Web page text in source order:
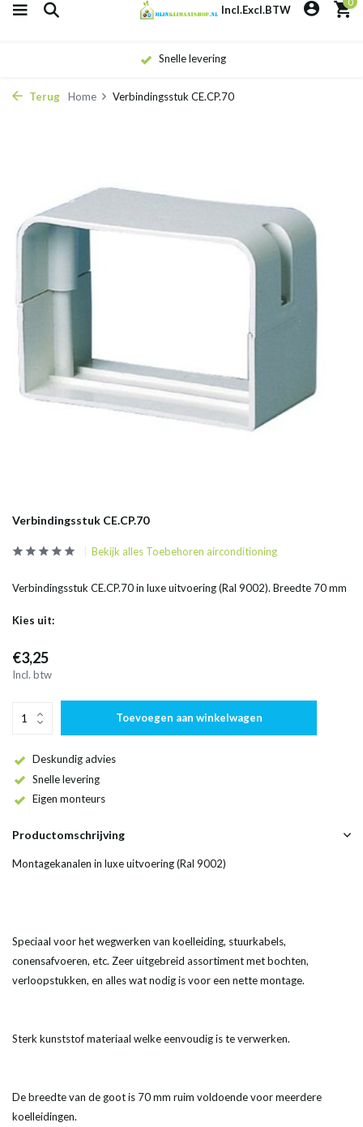
Incl.Excl.BTW
Snelle levering
Terug Home Verbindingsstuk CE.CP.70
Verbindingsstuk CE.CP.70
Bekijk alles Toebehoren airconditioning
Verbindingsstuk CE.CP.70 in luxe uitvoering (Ral 9002). Breedte 70 mm
Kies uit:
€3,25
Incl. btw
Toevoegen aan winkelwagen
Deskundig advies
Snelle levering
Eigen monteurs
Productomschrijving
Montagekanalen in luxe uitvoering (Ral 9002)
Speciaal voor het wegwerken van koelleiding, stuurkabels,
conensafvoeren, etc. Zeer uitgebreid assortiment met bochten,
verloopstukken, en alles wat nodig is voor een nette montage.
Sterk kunststof materiaal welke eenvoudig is te verwerken.
De breedte van de goot is 70 mm ruim voldoende voor meerdere
koelleidingen.